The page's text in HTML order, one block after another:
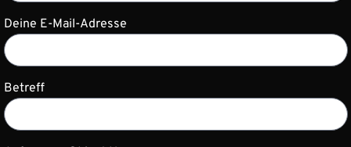
Deine E-Mail-Adresse
Betreff